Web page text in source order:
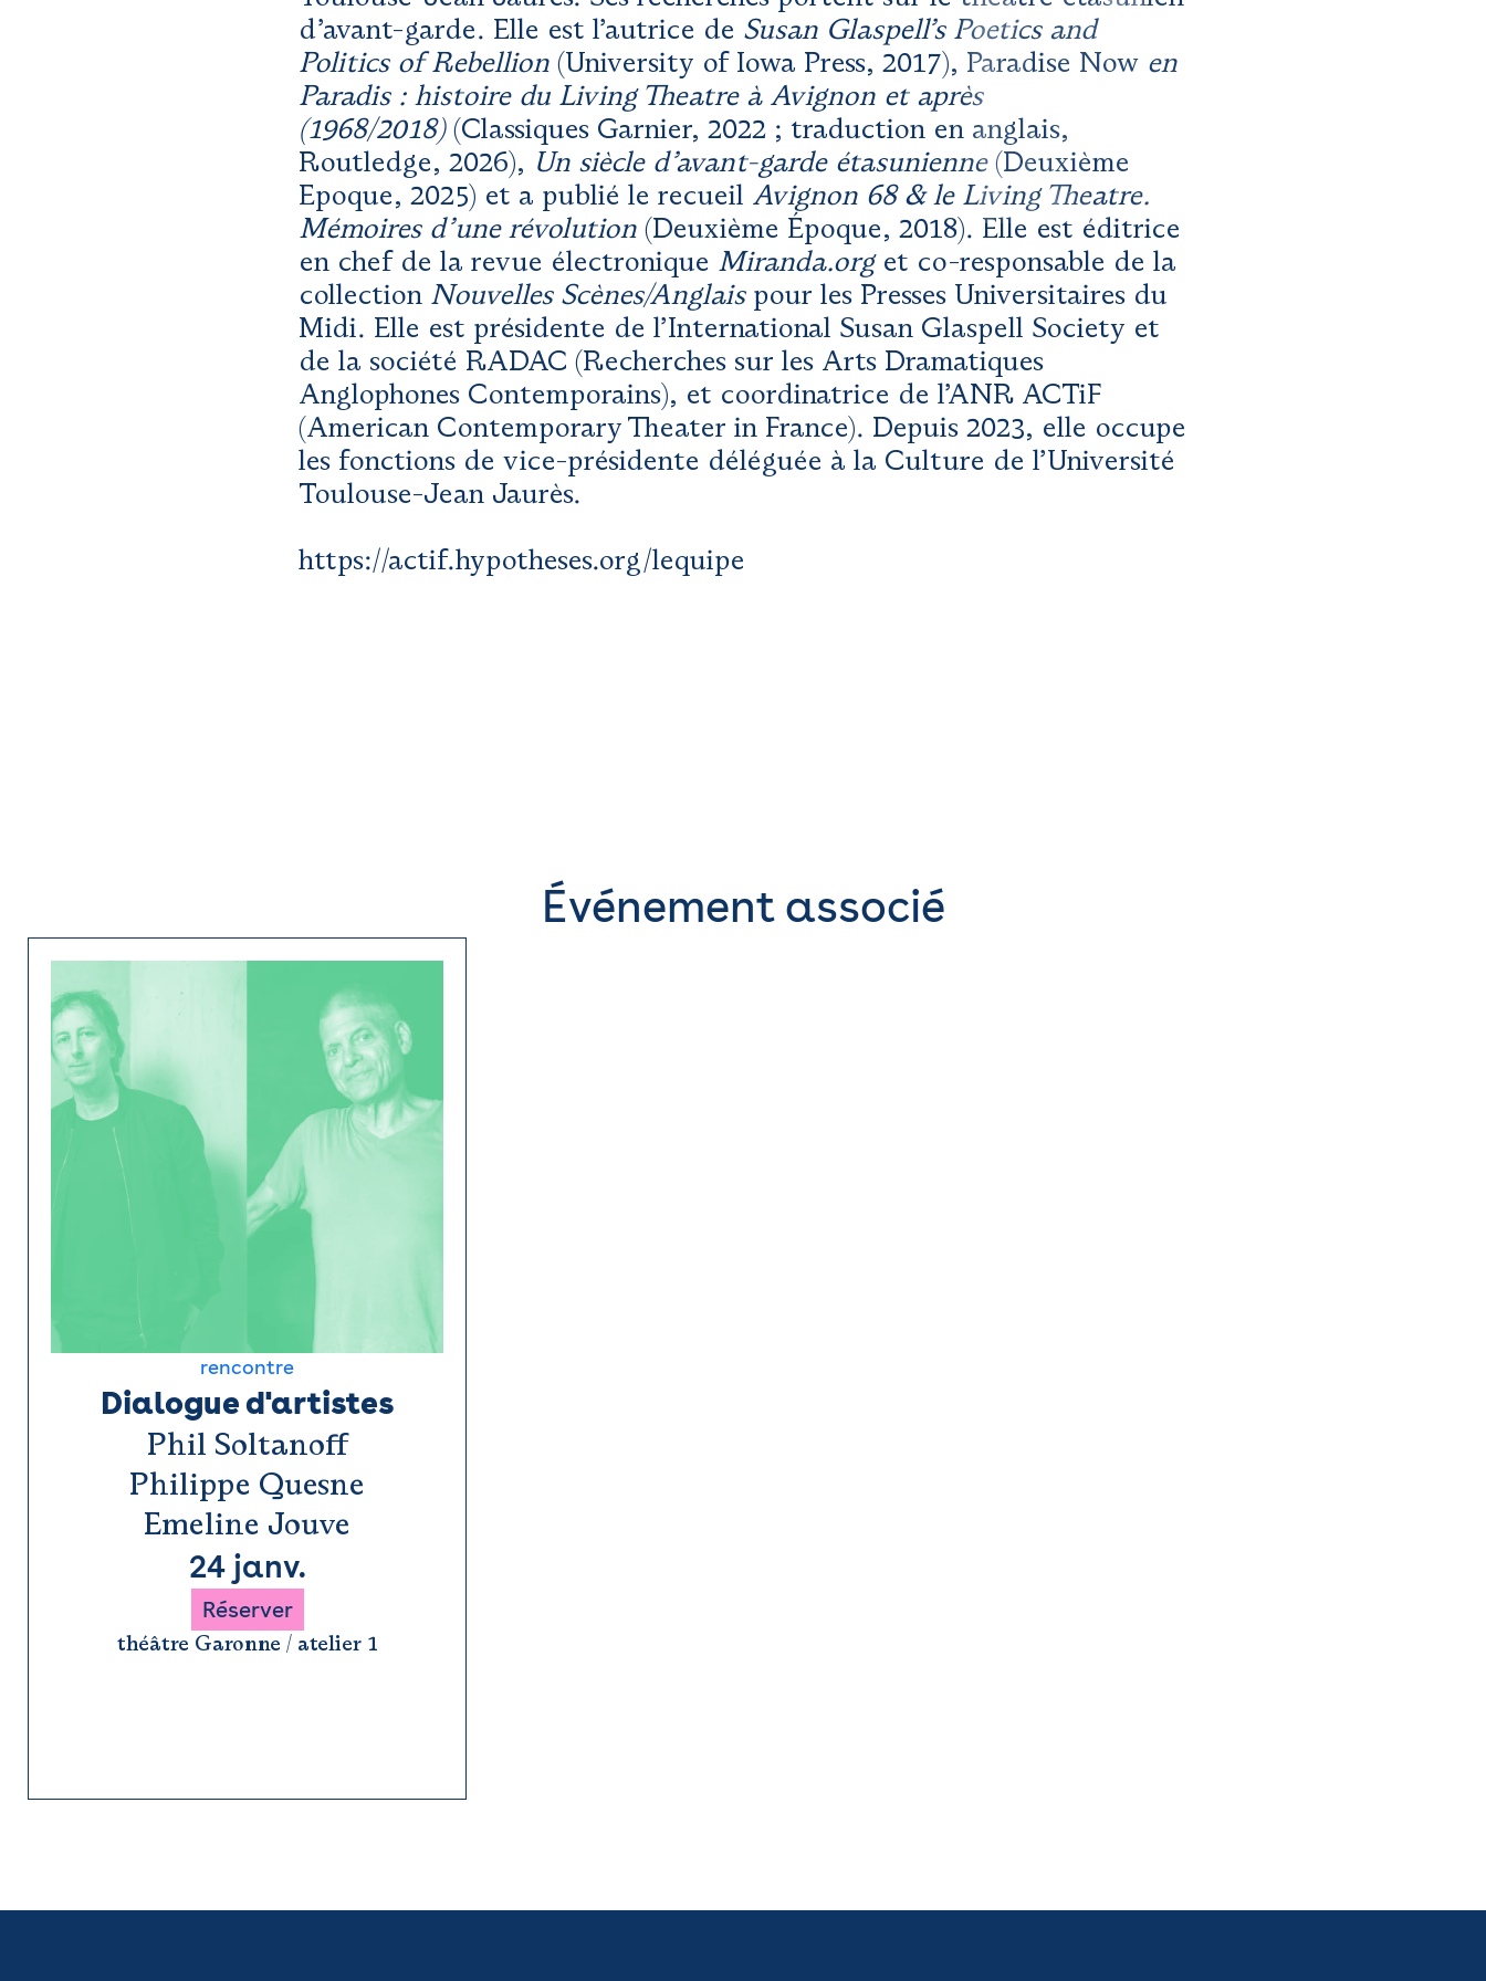
d’avant-garde. Elle est l’autrice de Susan Glaspell’s Poetics and
Politics of Rebellion (University of Iowa Press, 2017), Paradise Now en
Paradis : histoire du Living Theatre à Avignon et après
(1968/2018)(Classiques Garnier, 2022 ; traduction en anglais,
Routledge, 2026), Un siècle d’avant-garde étasunienne(Deuxième
Epoque, 2025) et a publié le recueil Avignon 68 & le Living Theatre.
Mémoires d’une révolution (Deuxième Époque, 2018). Elle est éditrice
en chef de la revue électronique Miranda.orget co-responsable de la
collection Nouvelles Scènes/Anglaispour les Presses Universitaires du
Midi. Elle est présidente de l’International Susan Glaspell Society et
de la société RADAC (Recherches sur les Arts Dramatiques
Anglophones Contemporains), et coordinatrice de l’ANR ACTiF
(American Contemporary Theater in France). Depuis 2023, elle occupe
les fonctions de vice-présidente déléguée à la Culture de l’Université
Toulouse-Jean Jaurès.
https://actif.hypotheses.org/lequipe
Événement associé
rencontre
Dialogue d'artistes
Phil Soltanoff
Philippe Quesne
Emeline Jouve
24 janv.
Réserver
théâtre Garonne / atelier 1